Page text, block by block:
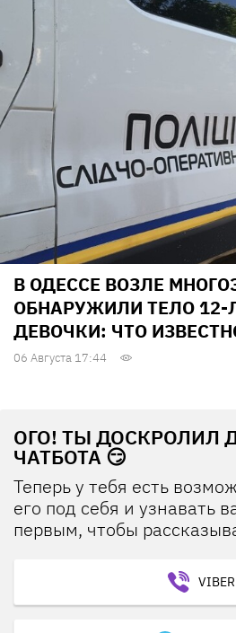
В ОДЕССЕ ВОЗЛЕ
ОБНАРУЖИЛИ ТЕЛО 12-
ДЕВОЧКИ: ЧТО
06 Августа 17:44
ОГО! ТЫ ДОСКРОЛИЛ
ЧАТБОТА 😏
Теперь у тебя есть
его под себя и узнавать
первым, чтобы
VIBER